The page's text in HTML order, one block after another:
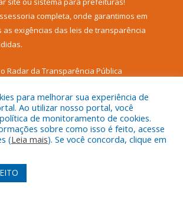
completa, onde garantimos em
exigências das leis de transparência
Radar da Transparência Pública
a Prefeitura Municipal de Senador
José Porfírio.
Área Administrativa
para melhorar sua experiência de
Ao utilizar nosso portal, você
de monitoramento de cookies.
sobre como isso é feito, acesse
(Leia mais). Se você concorda, clique em